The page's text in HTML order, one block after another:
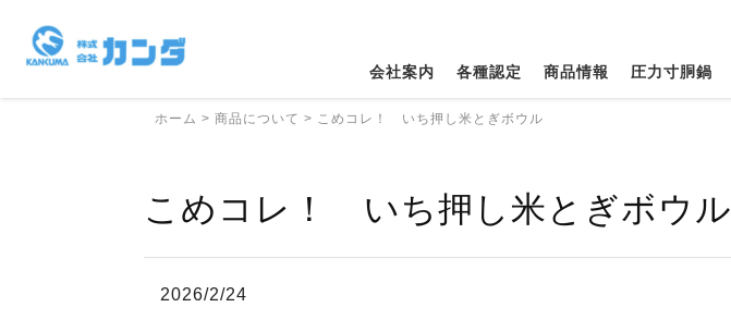
会社案内 各種認定 商品情報 圧力寸胴鍋
ホーム > 商品について > こめコレ！ いち押し米とぎボウル
こめコレ！ いち押し米とぎボウル
2026/2/24